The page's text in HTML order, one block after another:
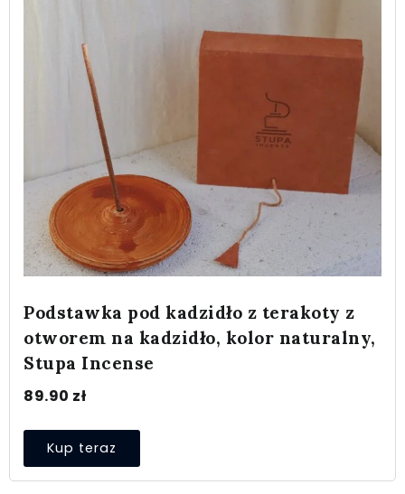
Podstawka pod kadzidło z terakoty z
otworem na kadzidło, kolor naturalny,
Stupa Incense
89.90 zł
Kup teraz